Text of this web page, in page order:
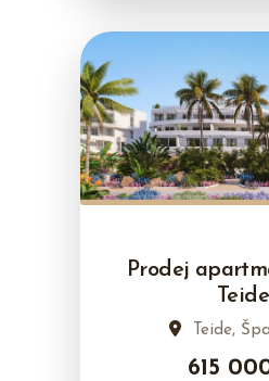
Prodej
Teide
Teide,
615